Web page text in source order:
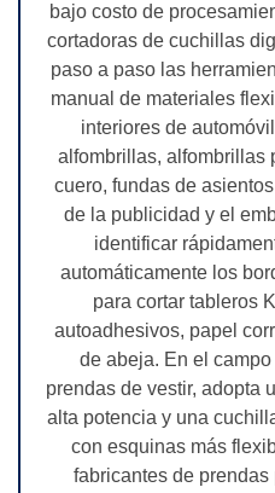
bajo costo de
cortadoras de cuchillas
paso a paso las
manual de materiales
interiores de
alfombrillas, alfombrillas
cuero, fundas de
de la publicidad y el
identificar
automáticamente los
para cortar tableros
autoadhesivos, papel
de abeja. En el
prendas de vestir, adopta
alta potencia y una
con esquinas más
fabricantes de